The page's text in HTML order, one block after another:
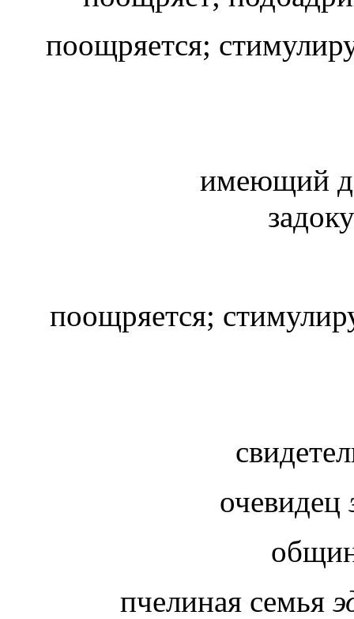
поощряется;
имеющий
поощряется;
очевидец
пчелиная семья